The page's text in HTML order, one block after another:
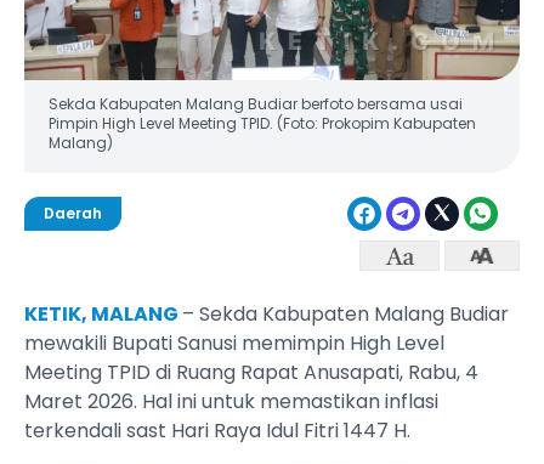
Sekda Kabupaten Malang Budiar berfoto bersama usai
Pimpin High Level Meeting TPID. (Foto: Prokopim Kabupaten
Malang)
Daerah
KETIK, MALANG – Sekda Kabupaten Malang Budiar
mewakili Bupati Sanusi memimpin High Level
Meeting TPID di Ruang Rapat Anusapati, Rabu, 4
Maret 2026. Hal ini untuk memastikan inflasi
terkendali sast Hari Raya Idul Fitri 1447 H.